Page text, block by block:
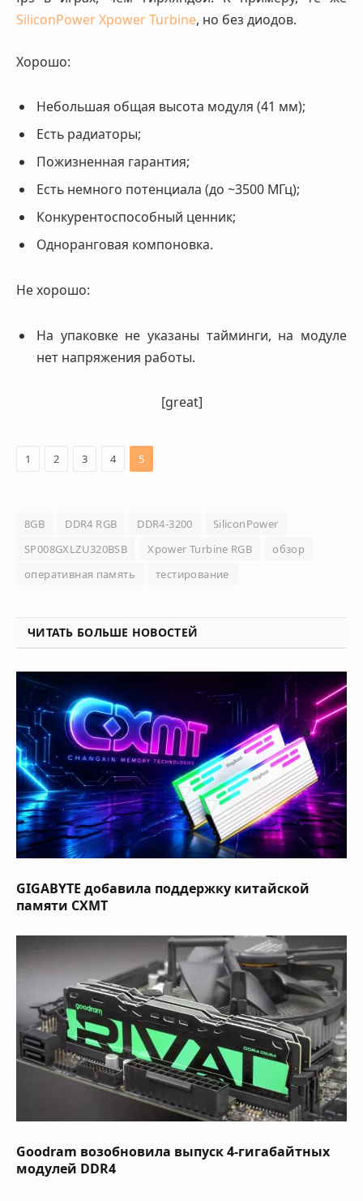
SiliconPower Xpower Turbine, но без диодов.
Хорошо:
Небольшая общая высота модуля (41 мм);
Есть радиаторы;
Пожизненная гарантия;
Есть немного потенциала (до ~3500 МГц);
Конкурентоспособный ценник;
Одноранговая компоновка.
Не хорошо:
На упаковке не указаны тайминги, на модуле
нет напряжения работы.
[great]
1 2 3 4 5
8GB DDR4 RGB DDR4-3200
SiliconPower
SP008GXLZU320BSB
Xpower Turbine RGB
обзор
оперативная память
тестирование
ЧИТАТЬ БОЛЬШЕ НОВОСТЕЙ
GIGABYTE добавила поддержку китайской
памяти CXMT
Goodram возобновила выпуск 4-гигабайтных
модулей DDR4